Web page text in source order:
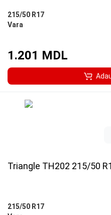
215/50 R17
Vara
1.201 MDL
Triangle TH202 215/50
215/50 R17